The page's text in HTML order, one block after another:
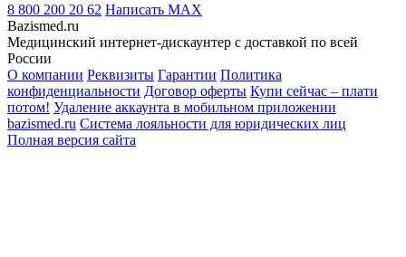
8 800 200 20 62 Написать MAX
Bazismed.ru
Медицинский интернет-дискаунтер с доставкой по всей
России
О компании Реквизиты Гарантии Политика
конфиденциальности Договор оферты Купи сейчас – плати
потом! Удаление аккаунта в мобильном приложении
bazismed.ru Система лояльности для юридических лиц
Полная версия сайта